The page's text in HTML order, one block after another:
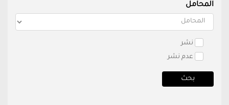
المحامل
نشر
عدم نشر
بحث